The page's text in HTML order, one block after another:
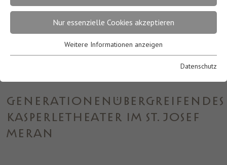
Previous
GENERATIONENÜBERGREIFENDES
KASPERLETHEATER IM ST. JOSEF
MERAN
Nur essenzielle Cookies akzeptieren
Essenzielle Cookies werden für grundlegende Funktionen der
einwandfrei funktioniert.
Name cookie_optin
Cookie-Informationen anzeigen
Analytics
Weitere Informationen anzeigen
Datenschutz